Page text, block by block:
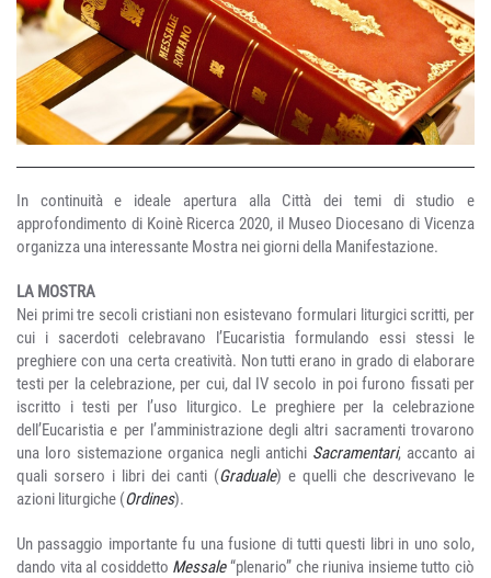
In continuità e ideale apertura alla Città dei temi di studio e
approfondimento di Koinè Ricerca 2020, il Museo Diocesano di Vicenza
organizza una interessante Mostra nei giorni della Manifestazione.
LA MOSTRA
Nei primi tre secoli cristiani non esistevano formulari liturgici scritti, per
cui i sacerdoti celebravano l’Eucaristia formulando essi stessi le
preghiere con una certa creatività. Non tutti erano in grado di elaborare
testi per la celebrazione, per cui, dal IV secolo in poi furono fissati per
iscritto i testi per l’uso liturgico. Le preghiere per la celebrazione
dell’Eucaristia e per l’amministrazione degli altri sacramenti trovarono
una loro sistemazione organica negli antichi Sacramentari, accanto ai
quali sorsero i libri dei canti (Graduale) e quelli che descrivevano le
azioni liturgiche (Ordines).
Un passaggio importante fu una fusione di tutti questi libri in uno solo,
dando vita al cosiddetto Messale“plenario” che riuniva insieme tutto ciò